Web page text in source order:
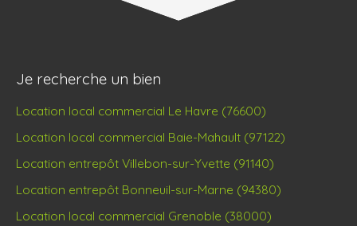
Je recherche un bien
Location local commercial Le Havre (76600)
Location local commercial Baie-Mahault (97122)
Location entrepôt Villebon-sur-Yvette (91140)
Location entrepôt Bonneuil-sur-Marne (94380)
Location local commercial Grenoble (38000)